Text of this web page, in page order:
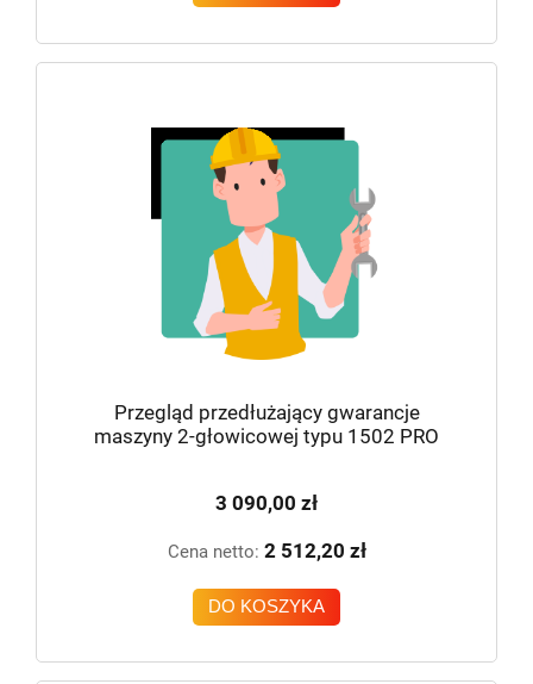
Przegląd przedłużający gwarancje
maszyny 2-głowicowej typu 1502 PRO
3 090,00 zł
Cena netto: 2 512,20 zł
DO KOSZYKA